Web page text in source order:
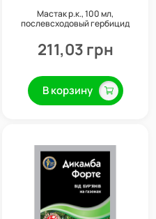
Мастак р.к., 100 мл,
послевсходовый гербицид
211,03 грн
В корзину